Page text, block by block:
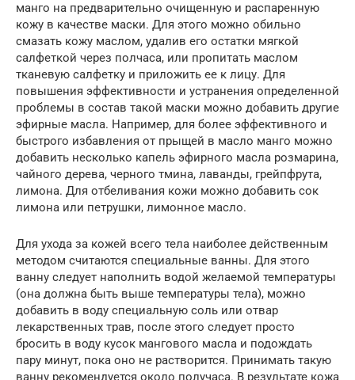
манго на предварительно очищенную и распаренную
кожу в качестве маски. Для этого можно обильно
смазать кожу маслом, удалив его остатки мягкой
салфеткой через полчаса, или пропитать маслом
тканевую салфетку и приложить ее к лицу. Для
повышения эффективности и устранения определенной
проблемы в состав такой маски можно добавить другие
эфирные масла. Например, для более эффективного и
быстрого избавления от прыщей в масло манго можно
добавить несколько капель эфирного масла розмарина,
чайного дерева, черного тмина, лаванды, грейпфрута,
лимона. Для отбеливания кожи можно добавить сок
лимона или петрушки, лимонное масло.
Для ухода за кожей всего тела наиболее действенным
методом считаются специальные ванны. Для этого
ванну следует наполнить водой желаемой температуры
(она должна быть выше температуры тела), можно
добавить в воду специальную соль или отвар
лекарственных трав, после этого следует просто
бросить в воду кусок мангового масла и подождать
пару минут, пока оно не растворится. Принимать такую
ванну рекомендуется около получаса. В результате кожа